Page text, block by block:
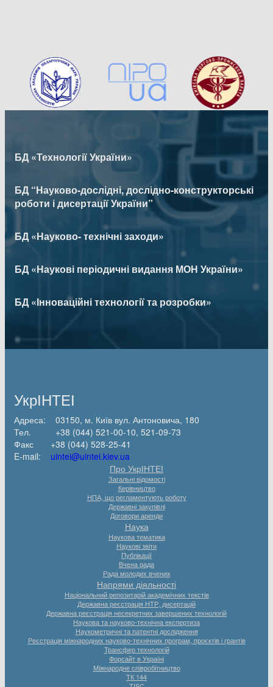
БД «Технології України»
БД “Науково-дослідні, дослідно-конструкторські
роботи і дисертації України”
БД «Науково- технічні заходи»
БД «Наукові періодичні видання МОН України»
БД «Інноваційні технології та розробки»
УкрІНТЕІ
Адреса: 03150, м. Київ вул. Антоновича, 180
Тел. +38 (044) 521-00-10, 521-09-73
Факс +38 (044) 528-25-41
E-mail: uintei@uintei.kiev.ua
Про УкрІНТЕІ
Загальні відомості
Керівництво
НПА, що регламентують роботу
Державні закупівлі
Договори аренди
Наука
Наукова тематика
Наукові звіти
Публікації
Вчена рада
Рада молодих вчених
Напрями діяльності
Національний репозитарій академічних текстів
Державна реєстрація НТР, дисертацій
Державна реєстрація несекретних завершених технологій
Наукова та науково-технічна експертиза
Наукометричні та патентні дослідження
Реєстрація міжнародних науково-технічних програм, проєктів і грантів
Трансфер технологій
Форсайт в Україні
Міжнародне співробітництво
ТК 144